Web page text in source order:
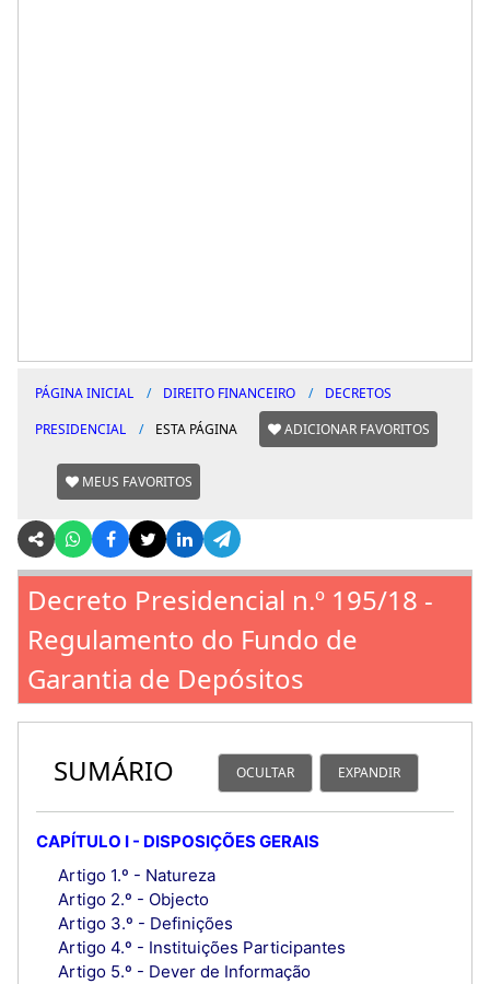
PÁGINA INICIAL DIREITO FINANCEIRO
DECRETOS
PRESIDENCIAL
ESTA PÁGINA ADICIONAR FAVORITOS
MEUS FAVORITOS
Decreto Presidencial n.º 195/18 -
Regulamento do Fundo de
Garantia de Depósitos
SUMÁRIO OCULTAR EXPANDIR
CAPÍTULO I - DISPOSIÇÕES GERAIS
Artigo 1.º - Natureza
Artigo 2.º - Objecto
Artigo 3.º - Definições
Artigo 4.º - Instituições Participantes
Artigo 5.º - Dever de Informação